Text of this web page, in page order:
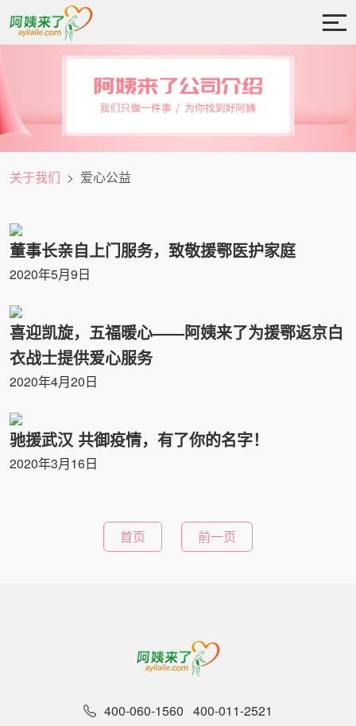
关于我们 爱心公益
董事长亲自上门服务，致敬援鄂医护家庭
2020年5月9日
喜迎凯旋，五福暖心——阿姨来了为援鄂返京白
衣战士提供爱心服务
2020年4月20日
驰援武汉 共御疫情，有了你的名字！
2020年3月16日
首页 前一页
400-060-1560 400-011-2521